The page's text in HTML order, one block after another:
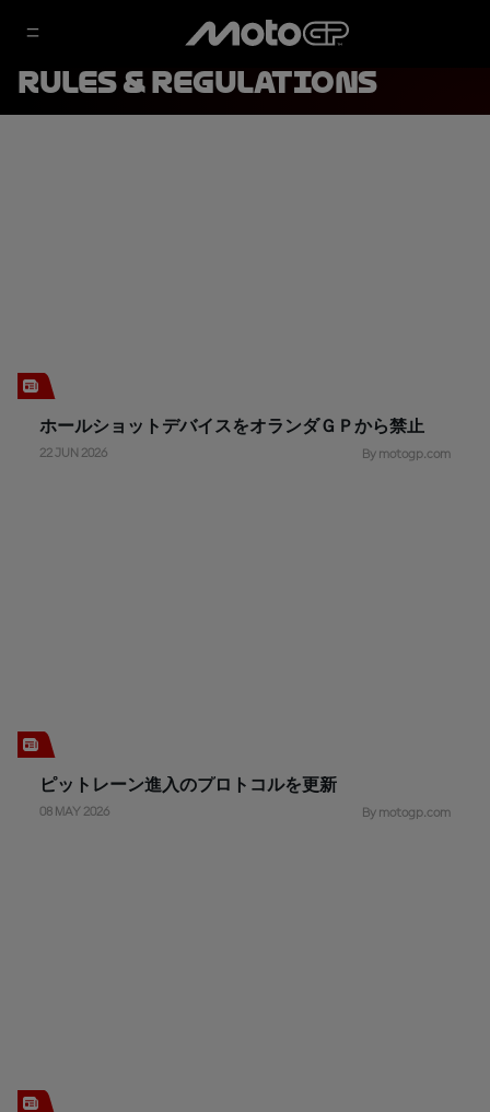
Rules & Regulations
ホールショットデバイスをオランダＧＰから禁止
22 JUN 2026 By motogp.com
ピットレーン進入のプロトコルを更新
08 MAY 2026 By motogp.com